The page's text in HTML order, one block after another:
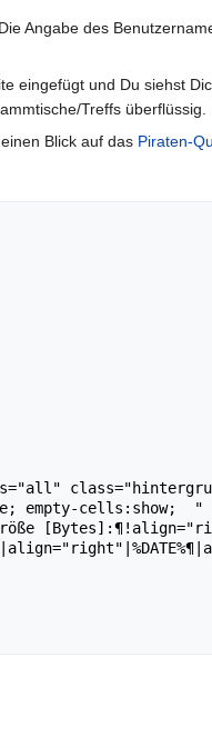
Angabe des
eingefügt und Du siehst
Treffs überflüssig.
Blick auf das Piraten-
empty-cells:show;  "